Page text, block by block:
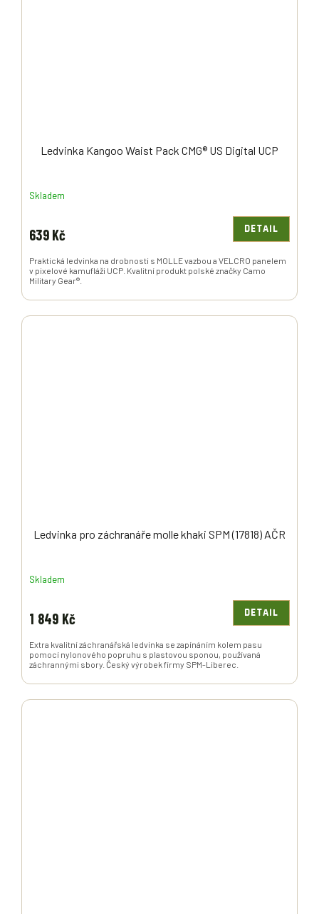
Ledvinka Kangoo Waist Pack CMG® US Digital UCP
Skladem
639 Kč DETAIL
Praktická ledvinka na drobnosti s MOLLE vazbou a VELCRO panelem
v pixelové kamufláži UCP. Kvalitní produkt polské značky Camo
Military Gear®.
Ledvinka pro záchranáře molle khaki SPM (17818) AČR
Skladem
1 849 Kč DETAIL
Extra kvalitní záchranářská ledvinka se zapínáním kolem pasu
pomocí nylonového popruhu s plastovou sponou, používaná
záchrannými sbory. Český výrobek firmy SPM-Liberec.